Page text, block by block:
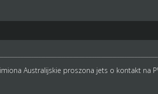
Australijskie proszona jets o kontakt na